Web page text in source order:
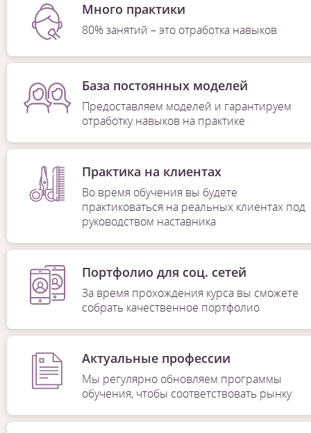
Много практики
80% занятий – это отработка навыков
База постоянных моделей
Предоставляем моделей и гарантируем
отработку навыков на практике
Практика на клиентах
Во время обучения вы будете
практиковаться на реальных клиентах под
руководством наставника
Портфолио для соц. сетей
За время прохождения курса вы сможете
собрать качественное портфолио
Актуальные профессии
Мы регулярно обновляем программы
обучения, чтобы соответствовать рынку